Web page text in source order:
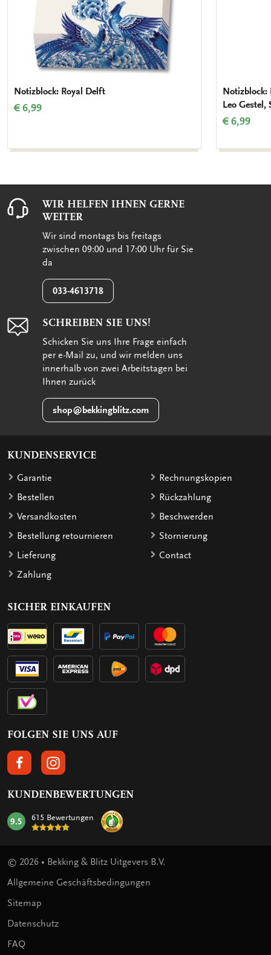
Notizblock: Royal Delft
€ 6,99
Notizblock:
Leo Gestel,
€ 6,99
WIR HELFEN IHNEN GERNE
WEITER
Wir sind montags bis freitags
zwischen 09:00 und 17:00 Uhr für Sie
da
033-4613718
SCHREIBEN SIE UNS!
Schicken Sie uns Ihre Frage einfach
per e-Mail zu, und wir melden uns
innerhalb von zwei Arbeitstagen bei
Ihnen zurück
shop@bekkingblitz.com
KUNDENSERVICE
Garantie
Bestellen
Versandkosten
Bestellung retournieren
Lieferung
Zahlung
Rechnungskopien
Rückzahlung
Beschwerden
Stornierung
Contact
SICHER EINKAUFEN
FOLGEN SIE UNS AUF
FOLGEN SIE UNS AUF FACEBOOK
FOLGEN SIE UNS AUF INSTAGRAM
KUNDENBEWERTUNGEN
mark:
9.5 615 Bewertungen
© 2026 • Bekking & Blitz Uitgevers B.V.
Allgemeine Geschäftsbedingungen
Sitemap
Datenschutz
FAQ